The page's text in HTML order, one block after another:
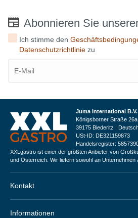
Abonnieren Sie
Ich stimme den
Datenschutzrichtlinie zu
Juma International B.V.
Königsborner Straße 26a
39175 Biederitz |
USt-ID: DE321159873
Handelsregister:
XXLgastro ist einer der größten Anbieter von
und Österreich. Wir liefern sowohl an Unternehmen
Kontakt
Informationen